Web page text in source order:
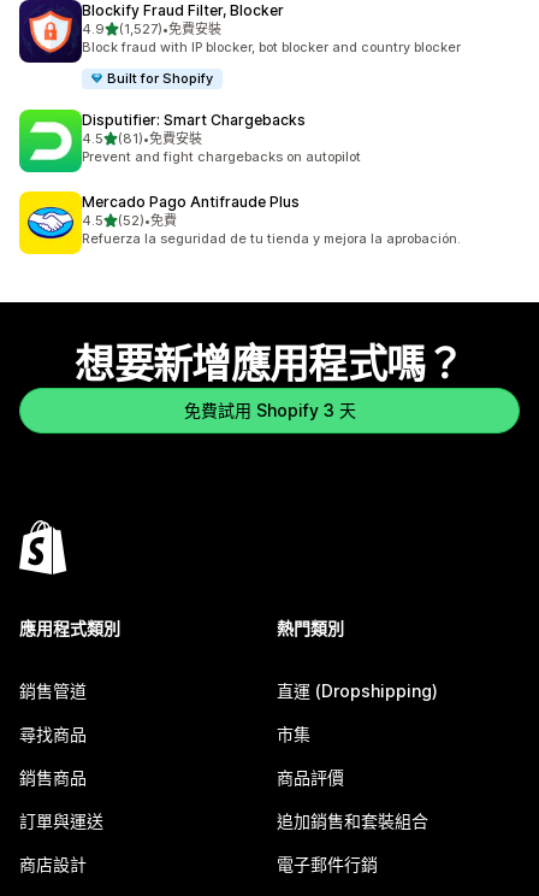
Blockify Fraud Filter, Blocker
4.9滿分 5 顆星
(1,527)
共有 1527 則評價
•免費安裝
Block fraud with IP blocker, bot blocker and country blocker
Built for Shopify
Disputifier: Smart Chargebacks
4.5滿分 5 顆星
(81)
共有 81 則評價
•免費安裝
Prevent and fight chargebacks on autopilot
Mercado Pago Antifraude Plus
4.5滿分 5 顆星
(52)
共有 52 則評價
•免費
Refuerza la seguridad de tu tienda y mejora la aprobación.
想要新增應用程式嗎？
免費試用 Shopify 3 天
應用程式類別
銷售管道
尋找商品
銷售商品
訂單與運送
商店設計
熱門類別
直運 (Dropshipping)
市集
商品評價
追加銷售和套裝組合
電子郵件行銷